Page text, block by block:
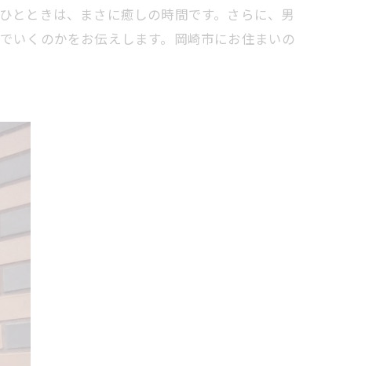
とときは、まさに癒しの時間です。さらに、男
いくのかをお伝えします。岡崎市にお住まいの